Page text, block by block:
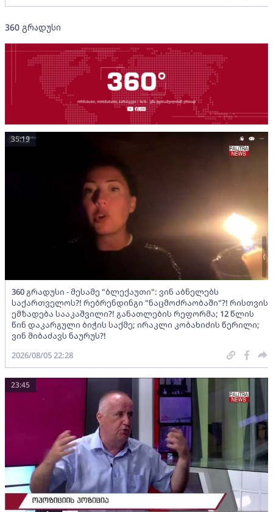
360 გრადუსი
360 გრადუსი - მესამე "ბლექაუთი": ვინ აბნელებს
საქართველოს?! რებრენდინგი "ნაცმოძრაობაში"?! რისთვის
ემზადება სააკაშვილი?! განათლების რეფორმა; 12 წლის
წინ დაკარგული ბიჭის საქმე; ირაკლი კობახიძის წერილი;
ვინ მიბაძავს ნაურუს?!
35:19
2026/08/05 22:28
23:45